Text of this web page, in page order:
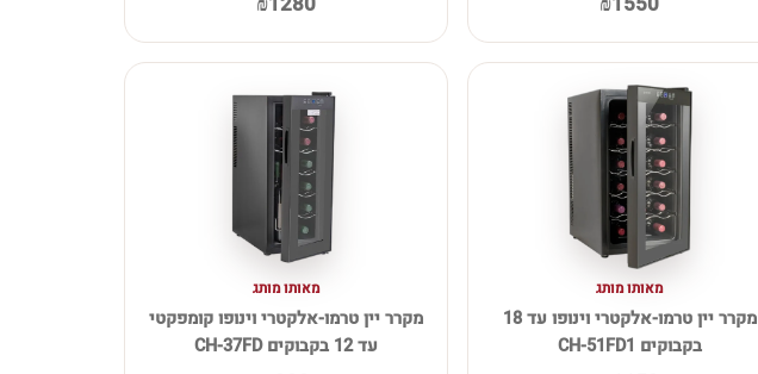
מאותו מותג
מקרר יין טרמו-אלקטרי וינופו עד 18
בקבוקים CH-51FD1
מאותו מותג
מקרר יין טרמו-אלקטרי וינופו קומפקטי
עד 12 בקבוקים CH-37FD